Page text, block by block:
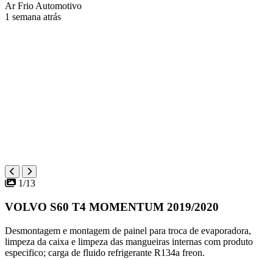
Ar Frio Automotivo
1 semana atrás
1/13
VOLVO S60 T4 MOMENTUM 2019/2020
Desmontagem e montagem de painel para troca de evaporadora,
limpeza da caixa e limpeza das mangueiras internas com produto
especifico; carga de fluido refrigerante R134a freon.